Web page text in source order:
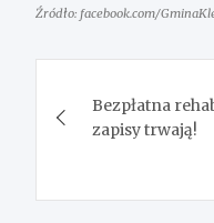
Źródło: facebook.com/
wpisu
Bezpłatna
zapisy trwają!